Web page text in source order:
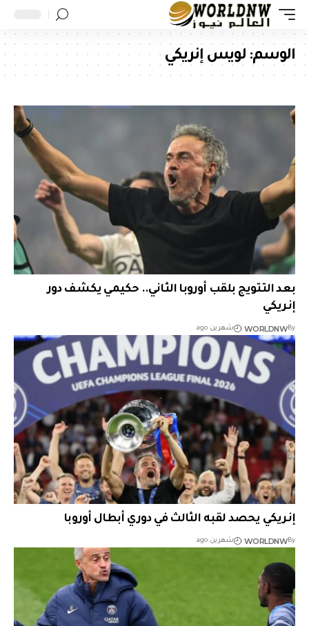
الوسم: لويس إنريكي
بعد التتويج بلقب أوروبا الثاني.. حكيمي يكشف دور
إنريكي
By
WORLDNW شهرين ago
إنريكي يحصد لقبه الثالث في دوري أبطال أوروبا
By
WORLDNW شهرين ago